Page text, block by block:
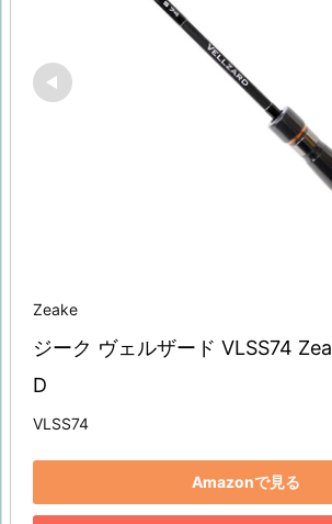
Zeake
ジーク ヴェルザード VLSS74
D
VLSS74
Amazonで見る